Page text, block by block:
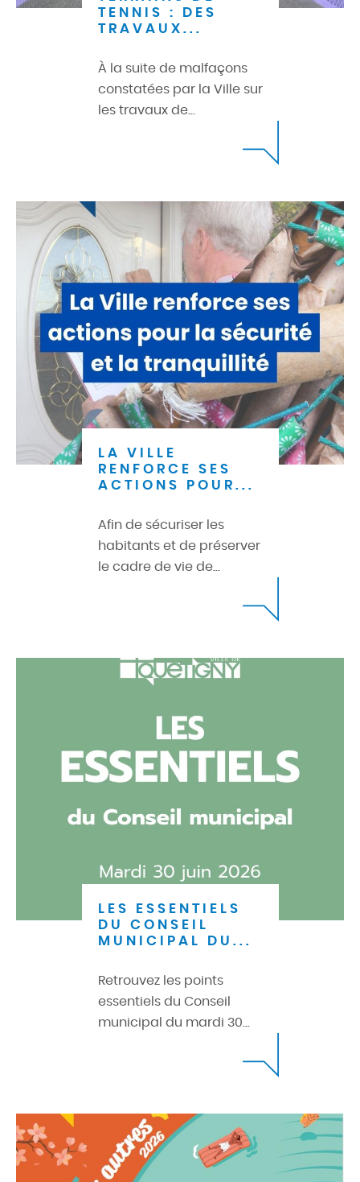
TENNIS : DES
TRAVAUX...
À la suite de malfaçons
constatées par la Ville sur
les travaux de...
LA VILLE
RENFORCE SES
ACTIONS POUR...
Afin de sécuriser les
habitants et de préserver
le cadre de vie de...
LES ESSENTIELS
DU CONSEIL
MUNICIPAL DU...
Retrouvez les points
essentiels du Conseil
municipal du mardi 30...